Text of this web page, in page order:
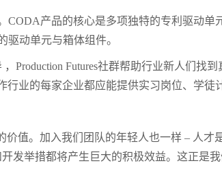
CODA产品的核心是多项独特的专利驱动单
动单元与箱体组件。
Production Futures社群帮助行业新人们找
行业的每家企业都应能提供实习岗位、学徒
值。加入我们团队的年轻人也一样 – 人才
发举措都将产生巨大的积极效益。这正是我